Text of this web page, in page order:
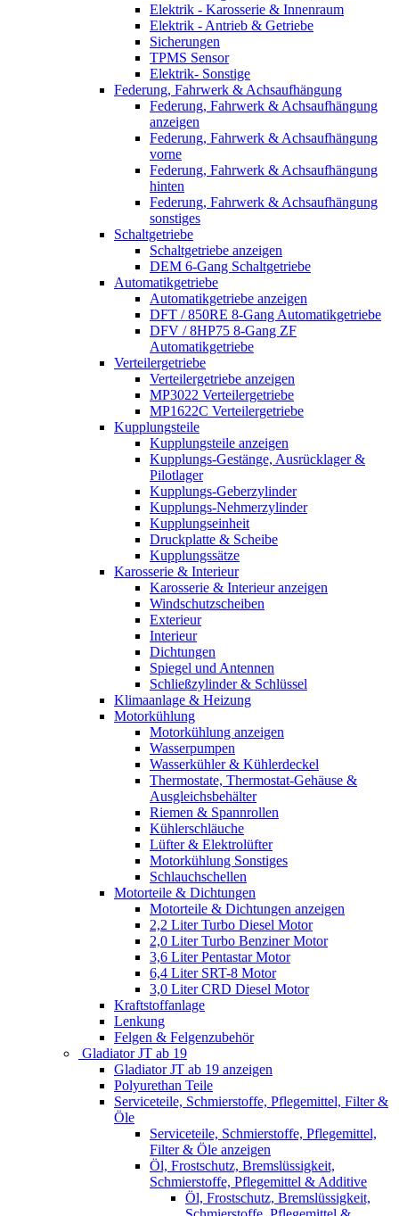
Elektrik - Karosserie & Innenraum
Elektrik - Antrieb & Getriebe
Sicherungen
TPMS Sensor
Elektrik- Sonstige
Federung, Fahrwerk & Achsaufhängung
Federung, Fahrwerk & Achsaufhängung
anzeigen
Federung, Fahrwerk & Achsaufhängung
vorne
Federung, Fahrwerk & Achsaufhängung
hinten
Federung, Fahrwerk & Achsaufhängung
sonstiges
Schaltgetriebe
Schaltgetriebe anzeigen
DEM 6-Gang Schaltgetriebe
Automatikgetriebe
Automatikgetriebe anzeigen
DFT / 850RE 8-Gang Automatikgetriebe
DFV / 8HP75 8-Gang ZF
Automatikgetriebe
Verteilergetriebe
Verteilergetriebe anzeigen
MP3022 Verteilergetriebe
MP1622C Verteilergetriebe
Kupplungsteile
Kupplungsteile anzeigen
Kupplungs-Gestänge, Ausrücklager &
Pilotlager
Kupplungs-Geberzylinder
Kupplungs-Nehmerzylinder
Kupplungseinheit
Druckplatte & Scheibe
Kupplungssätze
Karosserie & Interieur
Karosserie & Interieur anzeigen
Windschutzscheiben
Exterieur
Interieur
Dichtungen
Spiegel und Antennen
Schließzylinder & Schlüssel
Klimaanlage & Heizung
Motorkühlung
Motorkühlung anzeigen
Wasserpumpen
Wasserkühler & Kühlerdeckel
Thermostate, Thermostat-Gehäuse &
Ausgleichsbehälter
Riemen & Spannrollen
Kühlerschläuche
Lüfter & Elektrolüfter
Motorkühlung Sonstiges
Schlauchschellen
Motorteile & Dichtungen
Motorteile & Dichtungen anzeigen
2,2 Liter Turbo Diesel Motor
2,0 Liter Turbo Benziner Motor
3,6 Liter Pentastar Motor
6,4 Liter SRT-8 Motor
3,0 Liter CRD Diesel Motor
Kraftstoffanlage
Lenkung
Felgen & Felgenzubehör
Gladiator JT ab 19
Gladiator JT ab 19 anzeigen
Polyurethan Teile
Serviceteile, Schmierstoffe, Pflegemittel, Filter &
Öle
Serviceteile, Schmierstoffe, Pflegemittel,
Filter & Öle anzeigen
Öl, Frostschutz, Bremslüssigkeit,
Schmierstoffe, Pflegemittel & Additive
Öl, Frostschutz, Bremslüssigkeit,